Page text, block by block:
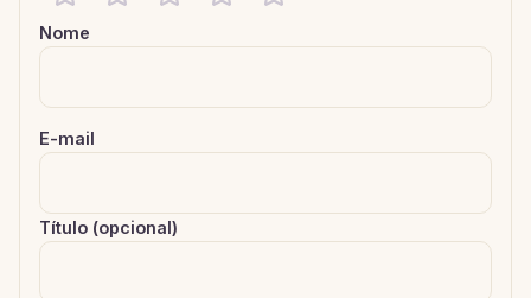
Nome
E-mail
Título (opcional)